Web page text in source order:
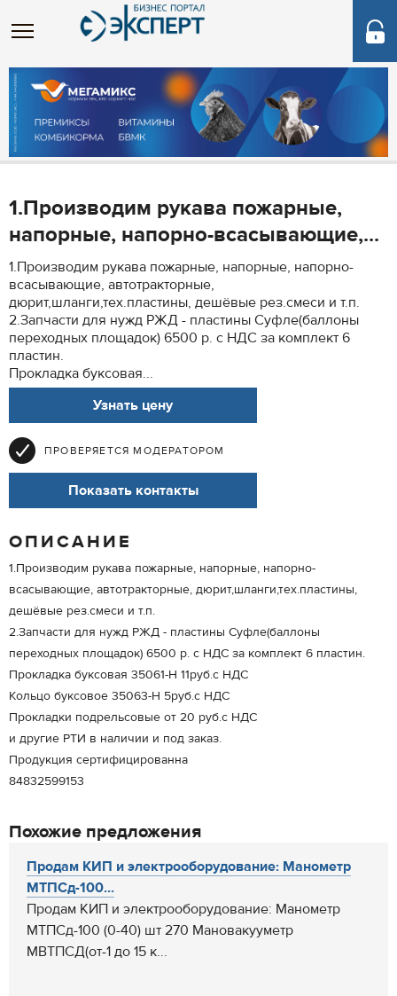
1.Производим рукава пожарные,
напорные, напорно-всасывающие,...
1.Производим рукава пожарные, напорные, напорно-
всасывающие, автотракторные,
дюрит,шланги,тех.пластины, дешёвые рез.смеси и т.п.
2.Запчасти для нужд РЖД - пластины Суфле(баллоны
переходных площадок) 6500 р. с НДС за комплект 6
пластин.
Прокладка буксовая...
Узнать цену
ПРОВЕРЯЕТСЯ МОДЕРАТОРОМ
Показать контакты
ОПИСАНИЕ
1.Производим рукава пожарные, напорные, напорно-
всасывающие, автотракторные, дюрит,шланги,тех.пластины,
дешёвые рез.смеси и т.п.
2.Запчасти для нужд РЖД - пластины Суфле(баллоны
переходных площадок) 6500 р. с НДС за комплект 6 пластин.
Прокладка буксовая 35061-Н 11руб.с НДС
Кольцо буксовое 35063-Н 5руб.с НДС
Прокладки подрельсовые от 20 руб.с НДС
и другие РТИ в наличии и под заказ.
Продукция сертифицированна
84832599153
Похожие предложения
Продам КИП и электрооборудование: Манометр
МТПСд-100...
Продам КИП и электрооборудование: Манометр
МТПСд-100 (0-40) шт 270 Мановакууметр
МВТПСД(от-1 до 15 к...